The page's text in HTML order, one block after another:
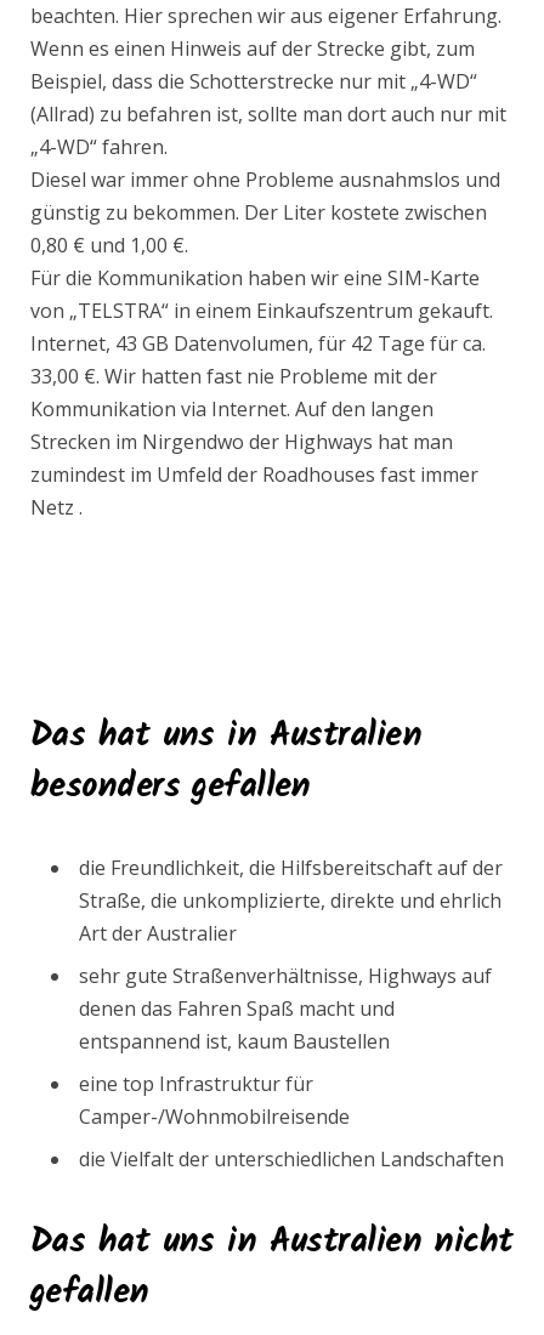
beachten. Hier sprechen wir aus eigener Erfahrung.
Wenn es einen Hinweis auf der Strecke gibt, zum
Beispiel, dass die Schotterstrecke nur mit „4-WD“
(Allrad) zu befahren ist, sollte man dort auch nur mit
„4-WD“ fahren.
Diesel war immer ohne Probleme ausnahmslos und
günstig zu bekommen. Der Liter kostete zwischen
0,80 € und 1,00 €.
Für die Kommunikation haben wir eine SIM-Karte
von „TELSTRA“ in einem Einkaufszentrum gekauft.
Internet, 43 GB Datenvolumen, für 42 Tage für ca.
33,00 €. Wir hatten fast nie Probleme mit der
Kommunikation via Internet. Auf den langen
Strecken im Nirgendwo der Highways hat man
zumindest im Umfeld der Roadhouses fast immer
Netz .
Das hat uns in Australien
besonders gefallen
die Freundlichkeit, die Hilfsbereitschaft auf der
Straße, die unkomplizierte, direkte und ehrlich
Art der Australier
sehr gute Straßenverhältnisse, Highways auf
denen das Fahren Spaß macht und
entspannend ist, kaum Baustellen
eine top Infrastruktur für
Camper-/Wohnmobilreisende
die Vielfalt der unterschiedlichen Landschaften
Das hat uns in Australien nicht
gefallen